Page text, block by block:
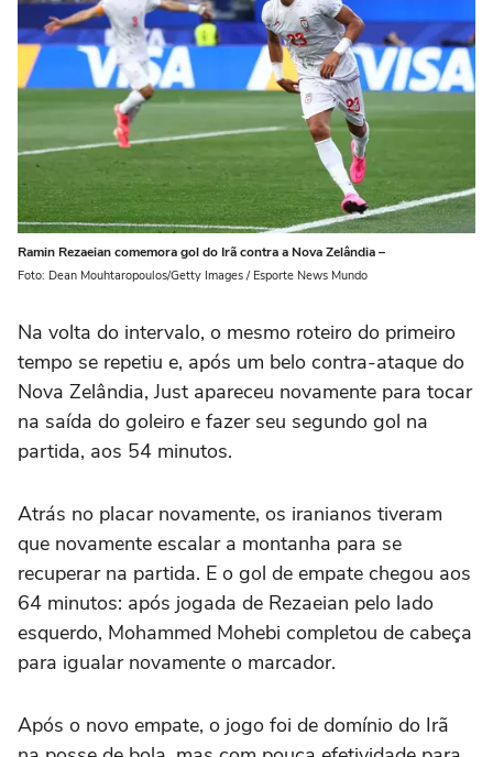
Ramin Rezaeian comemora gol do Irã contra a Nova Zelândia –
Foto: Dean Mouhtaropoulos/Getty Images / Esporte News Mundo
Na volta do intervalo, o mesmo roteiro do primeiro
tempo se repetiu e, após um belo contra-ataque do
Nova Zelândia, Just apareceu novamente para tocar
na saída do goleiro e fazer seu segundo gol na
partida, aos 54 minutos.
Atrás no placar novamente, os iranianos tiveram
que novamente escalar a montanha para se
recuperar na partida. E o gol de empate chegou aos
64 minutos: após jogada de Rezaeian pelo lado
esquerdo, Mohammed Mohebi completou de cabeça
para igualar novamente o marcador.
Após o novo empate, o jogo foi de domínio do Irã